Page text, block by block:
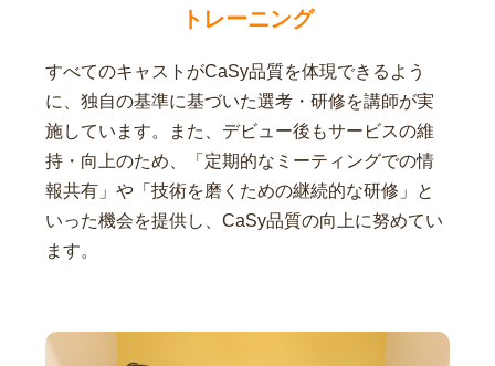
トレーニング
すべてのキャストがCaSy品質を体現できるよう
に、独自の基準に基づいた選考・研修を講師が実
施しています。また、デビュー後もサービスの維
持・向上のため、「定期的なミーティングでの情
報共有」や「技術を磨くための継続的な研修」と
いった機会を提供し、CaSy品質の向上に努めてい
ます。